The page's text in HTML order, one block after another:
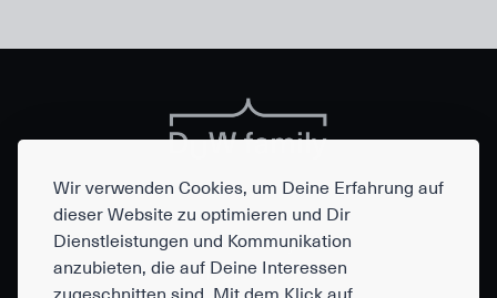
Wir verwenden Cookies, um Deine Erfahrung auf
dieser Website zu optimieren und Dir
Dienstleistungen und Kommunikation
anzubieten, die auf Deine Interessen
DuW family
Dufourstraße 15